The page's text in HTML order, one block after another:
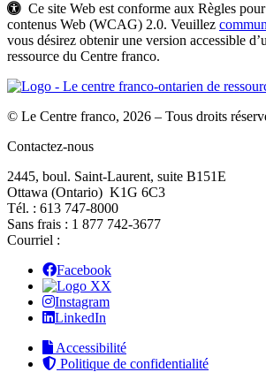
Ce site Web est conforme aux Règles
contenus Web (WCAG) 2.0. Veuillez
vous désirez obtenir une version accessible
ressource du Centre franco.
© Le Centre franco, 2026 – Tous droits
Contactez-nous
2445, boul. Saint-Laurent, suite B151E
Ottawa (Ontario) K1G 6C3
Tél. : 613 747‑8000
Sans frais : 1 877 742‑3677
Courriel :
Facebook
X
Instagram
LinkedIn
Accessibilité
Politique de confidentialité